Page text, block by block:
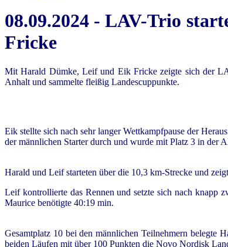
08.09.2024 - LAV-Trio
Fricke
Mit Harald Dümke, Leif und Eik Fricke zeigte sich der
Anhalt und sammelte fleißig Landescuppunkte.
Eik stellte sich nach sehr langer Wettkampfpause der
der männlichen Starter durch und wurde mit Platz 3 in der
Harald und Leif starteten über die 10,3 km-Strecke und
Leif kontrollierte das Rennen und setzte sich nach knapp
Maurice benötigte 40:19 min.
Gesamtplatz 10 bei den männlichen Teilnehmern belegte
beiden Läufen mit über 100 Punkten die Novo Nordisk